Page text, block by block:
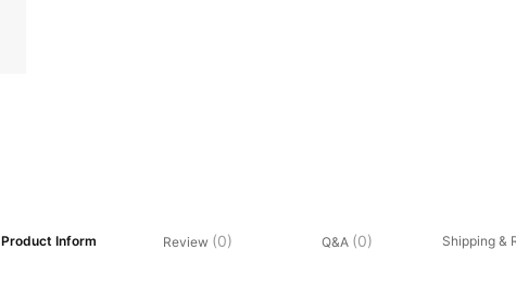
Product Inform Review (0) Q&A (0) Shipping &